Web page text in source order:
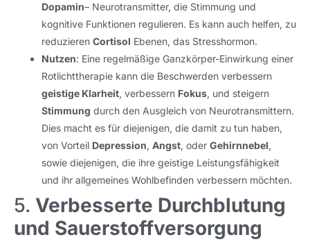
Dopamin– Neurotransmitter, die Stimmung und
kognitive Funktionen regulieren. Es kann auch helfen, zu
reduzieren Cortisol Ebenen, das Stresshormon.
Nutzen: Eine regelmäßige Ganzkörper-Einwirkung einer
Rotlichttherapie kann die Beschwerden verbessern
geistige Klarheit, verbessern Fokus, und steigern
Stimmung durch den Ausgleich von Neurotransmittern.
Dies macht es für diejenigen, die damit zu tun haben,
von Vorteil Depression, Angst, oder Gehirnnebel,
sowie diejenigen, die ihre geistige Leistungsfähigkeit
und ihr allgemeines Wohlbefinden verbessern möchten.
5. Verbesserte Durchblutung
und Sauerstoffversorgung